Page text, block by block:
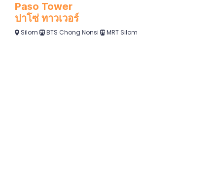
Paso Tower
ปาโซ่ ทาวเวอร์
Silom BTS Chong Nonsi MRT Silom